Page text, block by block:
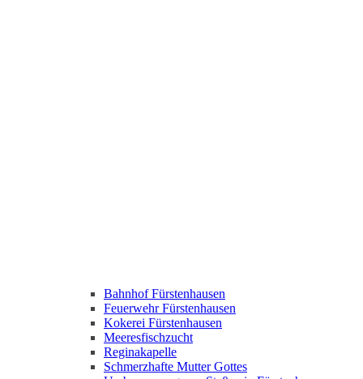
Bahnhof Fürstenhausen
Feuerwehr Fürstenhausen
Kokerei Fürstenhausen
Meeresfischzucht
Reginakapelle
Schmerzhafte Mutter Gottes